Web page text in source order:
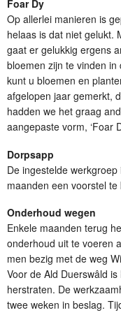
Foar Dy
Op allerlei manieren is
helaas is dat niet
gaat er gelukkig ergens
bloemen zijn te vinden
kunt u bloemen en
afgelopen jaar gemerkt,
hadden we het graag
aangepaste vorm, ‘Foar
Dorpsapp
De ingestelde
maanden een voorstel
Onderhoud wegen
Enkele maanden terug
onderhoud uit te voeren
men bezig met de weg
Voor de Ald Duerswâld
herstraten. De
twee weken in beslag.